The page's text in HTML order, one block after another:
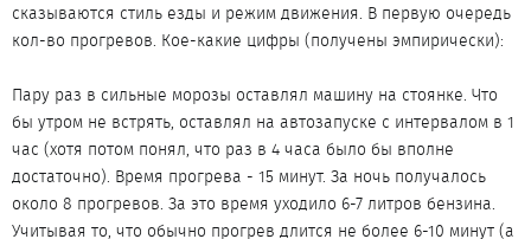
сказываются стиль езды и режим движения. В первую очередь
кол-во прогревов. Кое-какие цифры (получены эмпирически):
Пару раз в сильные морозы оставлял машину на стоянке. Что
бы утром не встрять, оставлял на автозапуске с интервалом в 1
час (хотя потом понял, что раз в 4 часа было бы вполне
достаточно). Время прогрева - 15 минут. За ночь получалось
около 8 прогревов. За это время уходило 6-7 литров бензина.
Учитывая то, что обычно прогрев длится не более 6-10 минут (а